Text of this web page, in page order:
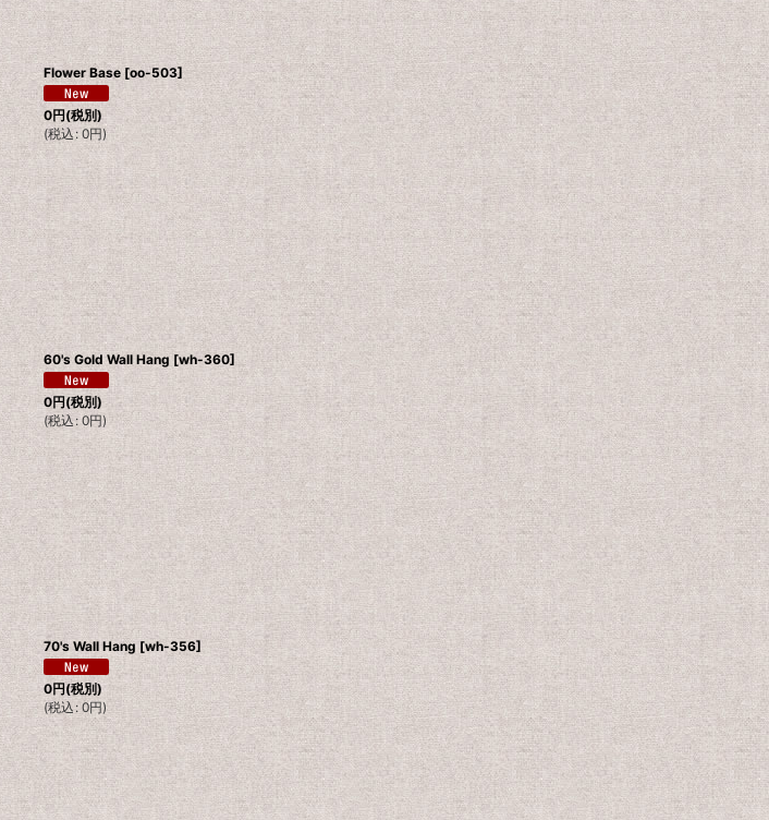
Flower Base [oo-503]
0円(税別)
(税込: 0円)
60's Gold Wall Hang [wh-360]
0円(税別)
(税込 : 0円)
70's Wall Hang [wh-356]
0円(税別)
(税込 : 0円)